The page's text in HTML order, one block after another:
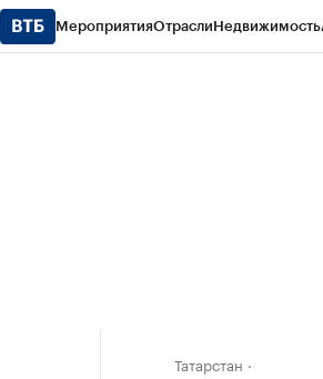
МероприятияОтраслиНедвижимость
Татарстан